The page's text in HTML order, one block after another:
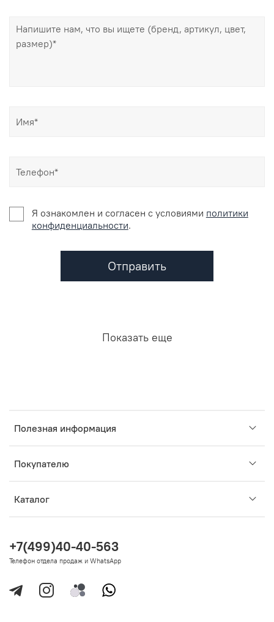
Я ознакомлен и согласен c условиями политики
конфиденциальности.
Отправить
Показать еще
Полезная информация
Покупателю
Каталог
+7(499)40-40-563
Телефон отдела продаж и WhatsApp